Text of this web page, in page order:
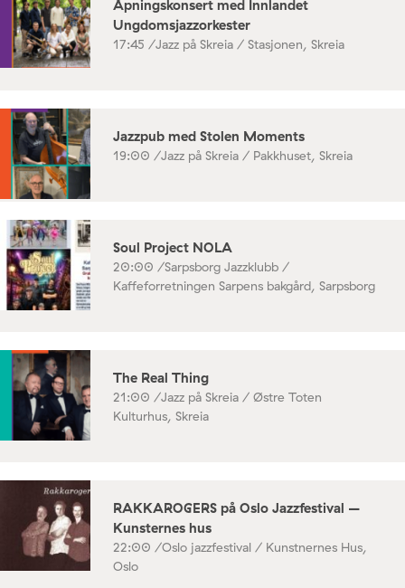
Åpningskonsert med Innlandet
Ungdomsjazzorkester
17:45 /Jazz på Skreia / Stasjonen, Skreia
Jazzpub med Stolen Moments
19:00 /Jazz på Skreia / Pakkhuset, Skreia
Soul Project NOLA
20:00 /Sarpsborg Jazzklubb /
Kaffeforretningen Sarpens bakgård, Sarpsborg
The Real Thing
21:00 /Jazz på Skreia / Østre Toten
Kulturhus, Skreia
RAKKAROGERS på Oslo Jazzfestival –
Kunsternes hus
22:00 /Oslo jazzfestival / Kunstnernes Hus,
Oslo